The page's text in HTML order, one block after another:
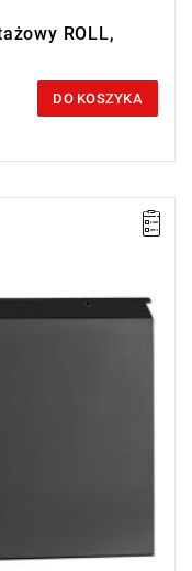
ROLL,
DO KOSZYKA